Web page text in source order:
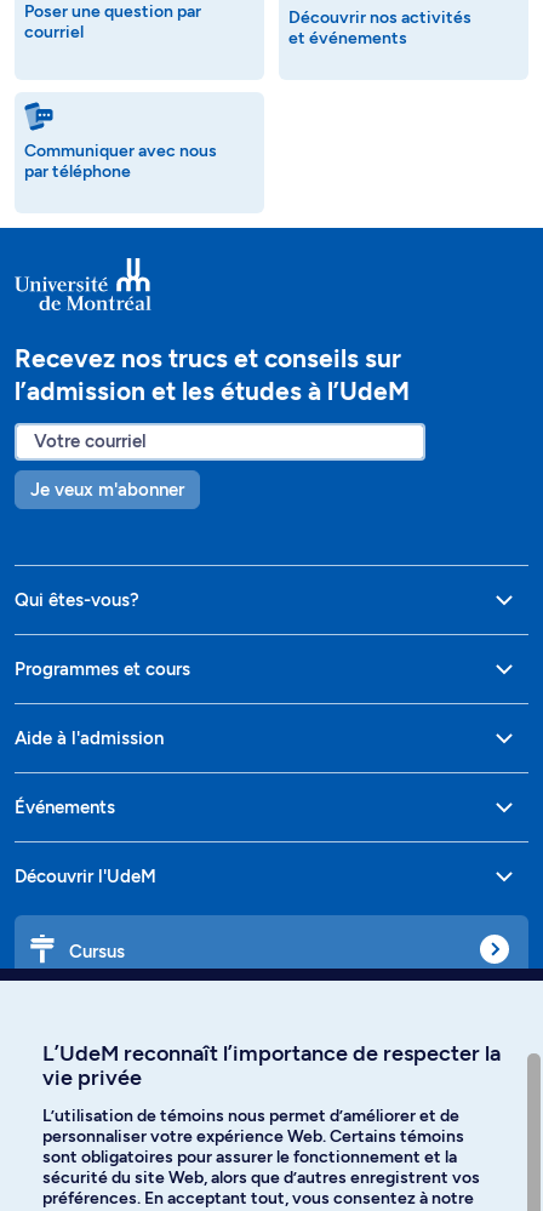
Poser une question par
courriel
Découvrir nos activités
et événements
Communiquer avec nous
par téléphone
Recevez nos trucs et conseils sur
l’admission et les études à l’UdeM
Je veux m'abonner
Qui êtes-vous?
Programmes et cours
Aide à l'admission
Événements
Découvrir l'UdeM
Cursus
Langues
L’UdeM reconnaît l’importance de respecter la
vie privée
L’utilisation de témoins nous permet d’améliorer et de
personnaliser votre expérience Web. Certains témoins
sont obligatoires pour assurer le fonctionnement et la
sécurité du site Web, alors que d’autres enregistrent vos
préférences. En acceptant tout, vous consentez à notre